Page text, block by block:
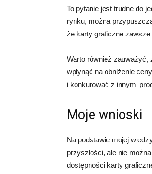
To pytanie jest trudne do
rynku, można
że karty graficzne zawsze
Warto również zauważyć,
wpłynąć na obniżenie
i konkurować z innymi
Moje wnioski
Na podstawie mojej
przyszłości, ale nie
dostępności karty